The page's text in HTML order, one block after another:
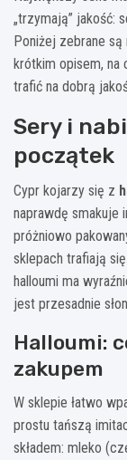
„trzymają” jakość:
Poniżej zebrane
krótkim opisem, na
trafić na dobrą
Sery i
początek
Cypr kojarzy się z
naprawdę smakuje
próżniowo
sklepach trafiają
halloumi ma
jest przesadnie
Halloumi:
zakupem
W sklepie łatwo
prostu tańszą
składem: mleko